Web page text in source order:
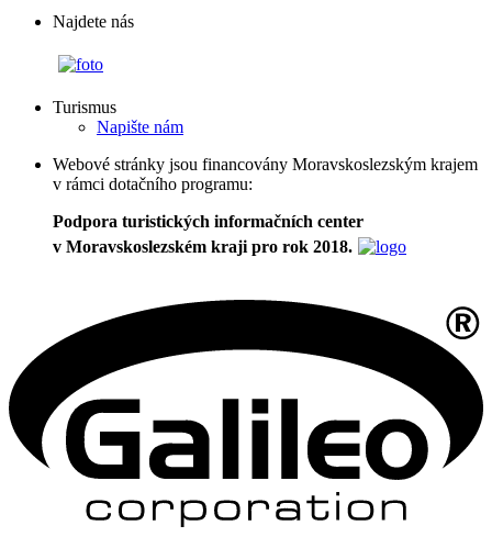
Najdete nás
Turismus
Napište nám
Webové stránky jsou financovány Moravskoslezským krajem
v rámci dotačního programu:
Podpora turistických informačních center
v Moravskoslezském kraji pro rok 2018.